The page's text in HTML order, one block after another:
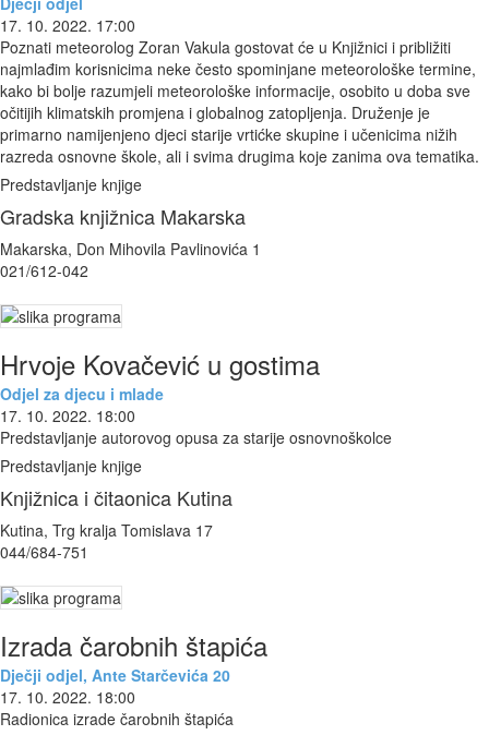
17. 10. 2022. 17:00
Poznati meteorolog Zoran Vakula gostovat će u Knjižnici i približiti
najmlađim korisnicima neke često spominjane meteorološke termine,
kako bi bolje razumjeli meteorološke informacije, osobito u doba sve
očitijih klimatskih promjena i globalnog zatopljenja. Druženje je
primarno namijenjeno djeci starije vrtićke skupine i učenicima nižih
razreda osnovne škole, ali i svima drugima koje zanima ova tematika.
Predstavljanje knjige
Gradska knjižnica Makarska
Makarska, Don Mihovila Pavlinovića 1
021/612-042
Hrvoje Kovačević u gostima
Odjel za djecu i mlade
17. 10. 2022. 18:00
Predstavljanje autorovog opusa za starije osnovnoškolce
Predstavljanje knjige
Knjižnica i čitaonica Kutina
Kutina, Trg kralja Tomislava 17
044/684-751
Izrada čarobnih štapića
Dječji odjel, Ante Starčevića 20
17. 10. 2022. 18:00
Radionica izrade čarobnih štapića